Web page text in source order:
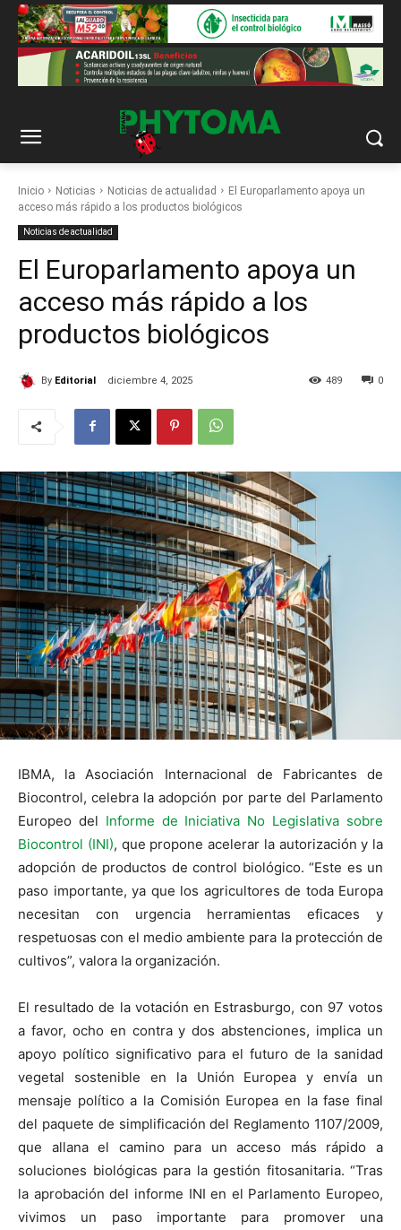
Inicio Noticias Noticias de actualidad
El Europarlamento apoya un
acceso más rápido a los productos biológicos
Noticias de actualidad
El Europarlamento apoya un
acceso más rápido a los
productos biológicos
By Editorial diciembre 4, 2025 0
489
IBMA, la Asociación Internacional de Fabricantes de
Biocontrol, celebra la adopción por parte del Parlamento
Europeo del Informe de Iniciativa No Legislativa sobre
Biocontrol (INI), que propone acelerar la autorización y la
adopción de productos de control biológico. “Este es un
paso importante, ya que los agricultores de toda Europa
necesitan con urgencia herramientas eficaces y
respetuosas con el medio ambiente para la protección de
cultivos”, valora la organización.
El resultado de la votación en Estrasburgo, con 97 votos
a favor, ocho en contra y dos abstenciones, implica un
apoyo político significativo para el futuro de la sanidad
vegetal sostenible en la Unión Europea y envía un
mensaje político a la Comisión Europea en la fase final
del paquete de simplificación del Reglamento 1107/2009,
que allana el camino para un acceso más rápido a
soluciones biológicas para la gestión fitosanitaria. “Tras
la aprobación del informe INI en el Parlamento Europeo,
vivimos un paso importante para promover una